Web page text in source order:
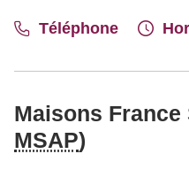
Téléphone
Maisons
MSAP)